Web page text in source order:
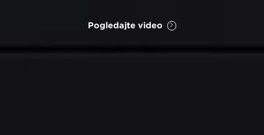
Pogledajte video